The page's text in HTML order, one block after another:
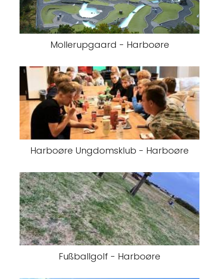
Mollerupgaard - Harboøre
Harboøre Ungdomsklub - Harboøre
Fußballgolf - Harboøre